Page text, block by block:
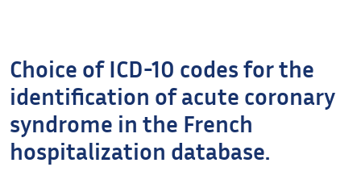
Choice of ICD-10 codes for the
identification of acute coronary
syndrome in the French
hospitalization database.